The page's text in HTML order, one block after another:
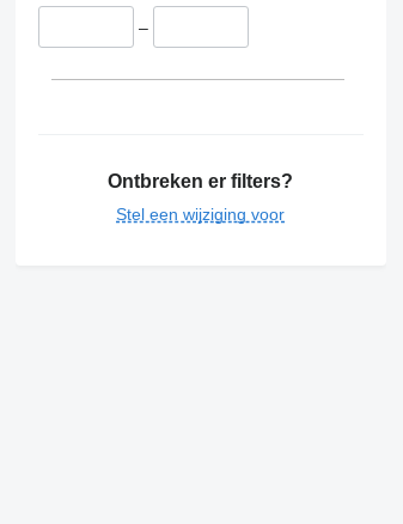
–
Ontbreken er filters?
Stel een wijziging voor